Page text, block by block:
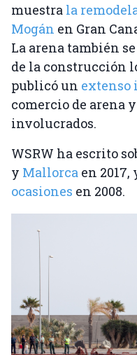
muestra la
Mogán en Gran
La arena también
de la construcción
publicó un extenso
comercio de arena
involucrados.
WSRW ha escrito
y Mallorca en 2017,
ocasiones en 2008.